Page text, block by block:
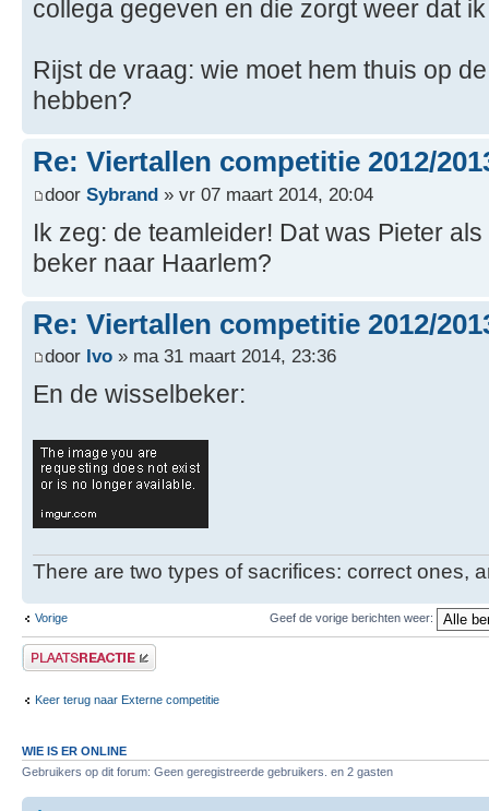
collega gegeven en die zorgt weer dat
Rijst de vraag: wie moet hem thuis op
hebben?
Re: Viertallen competitie 2012/
door Sybrand » vr 07 maart 2014, 20:04
Ik zeg: de teamleider! Dat was Pieter
beker naar Haarlem?
Re: Viertallen competitie 2012/
door Ivo » ma 31 maart 2014, 23:36
En de wisselbeker:
There are two types of sacrifices: correct ones,
Vorige Geef de vorige berichten weer:
Plaats een reactie
Keer terug naar Externe competitie
WIE IS ER ONLINE
Gebruikers op dit forum: Geen geregistreerde gebruikers. en 2 gasten